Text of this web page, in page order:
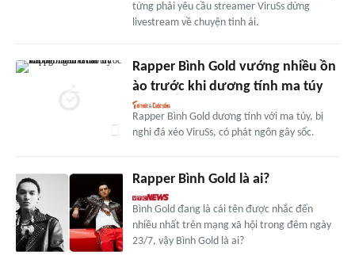
từng phải yêu cầu streamer ViruSs dừng
livestream về chuyện tình ái.
Rapper Bình Gold vướng nhiều ồn
ào trước khi dương tính ma túy
Rapper Bình Gold dương tính với ma túy, bị
nghi đá xéo ViruSs, có phát ngôn gây sốc.
Rapper Bình Gold là ai?
Bình Gold đang là cái tên được nhắc đến
nhiều nhất trên mạng xã hội trong đêm ngày
23/7, vậy Bình Gold là ai?